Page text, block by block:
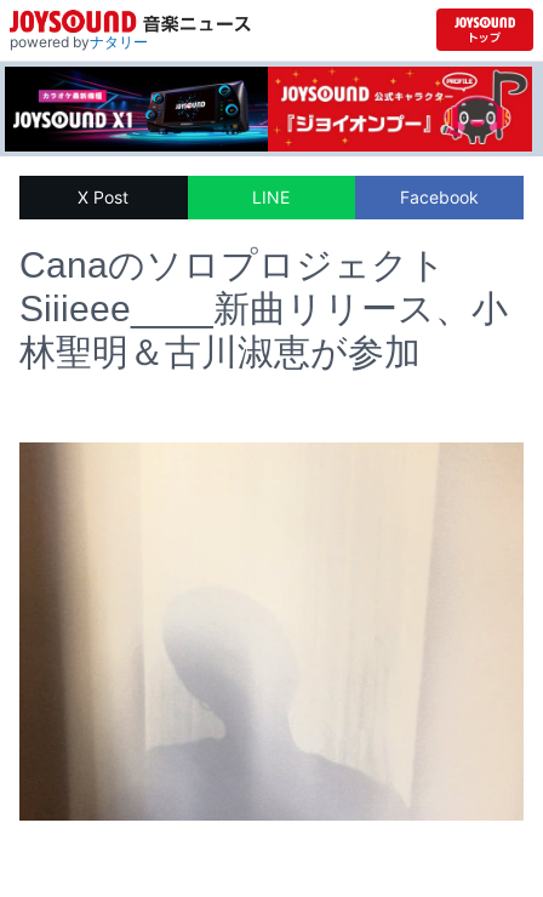
powered byナタリー
X Post LINE Facebook
Canaのソロプロジェクト
Siiieee____新曲リリース、小
林聖明＆古川淑恵が参加